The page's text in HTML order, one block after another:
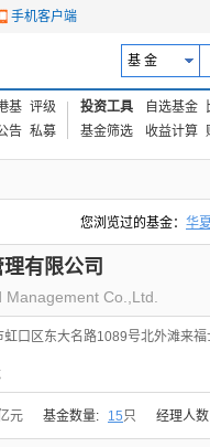
手机客户端
基 金
基 评级
告 私募
投资工具 自选基金
基金筛选
收益计算
您浏览过的基金： 华
易方达上证中盘ETF联
有限公司
Management Co.,Ltd.
虹口区东大名路1089号北外滩来
元 基金数量: 15只 经理人